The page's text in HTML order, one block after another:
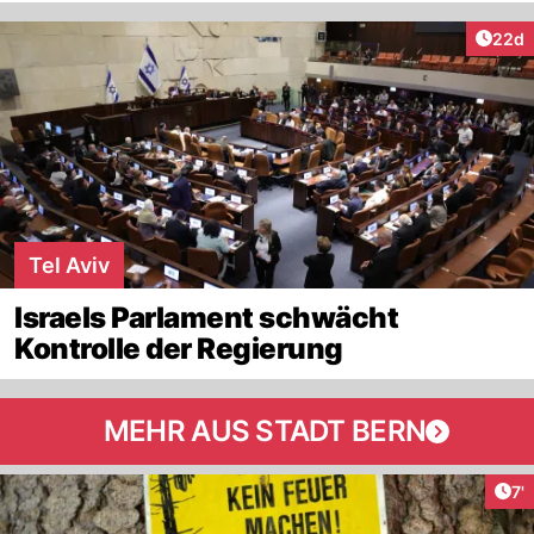
22d
Tel Aviv
Israels Parlament schwächt
Kontrolle der Regierung
MEHR AUS STADT BERN
7'